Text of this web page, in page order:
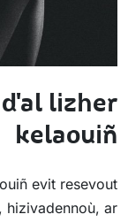
lizher
kelaouiñ
evit resevout
hizivadennoù, ar